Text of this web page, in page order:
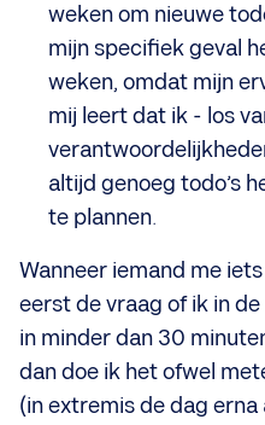
weken om nieuwe
mijn specifiek geval
weken, omdat mijn
mij leert dat ik - los
altijd genoeg todo’s
te plannen.
Wanneer iemand me
eerst de vraag of ik in
in minder dan 30
dan doe ik het ofwel
(in extremis de dag